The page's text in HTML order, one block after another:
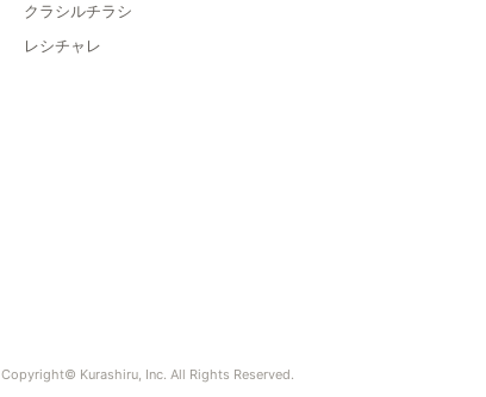
クラシルチラシ
レシチャレ
Copyright© Kurashiru, Inc. All Rights Reserved.